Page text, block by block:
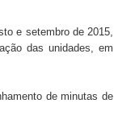
e setembro de 2015,
das unidades, em
de minutas de